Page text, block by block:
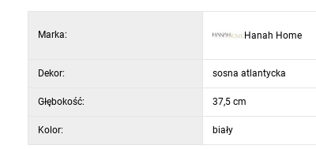
montaż: wymaga montażu
Marka: Hanah Home
Dekor: sosna atlantycka
Głębokość: 37,5 cm
Kolor: biały